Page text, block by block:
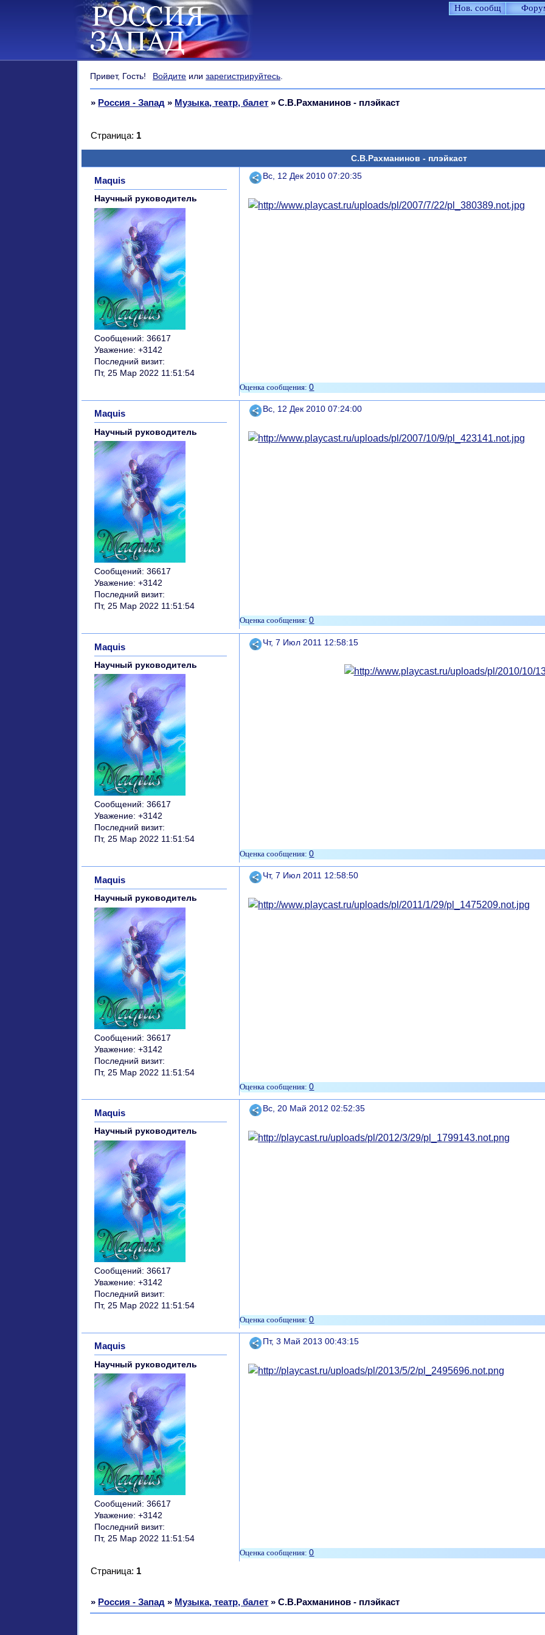
Нов. сообщ
Привет, Гость! Войдите илизарегистрируйтесь.
» Россия - Запад » Музыка, театр, балет »С.В.Рахманинов - плэйкаст
С.В.Рахманинов - плэйкаст
Страница: 1
Поделиться
Вс, 12 Дек 2010 07:20:35
Maquis
Научный руководитель
Сообщений: 36617
Уважение: +3142
Последний визит:
Пт, 25 Мар 2022 11:51:54
0
Поделиться
Вс, 12 Дек 2010 07:24:00
Maquis
Научный руководитель
Сообщений: 36617
Уважение: +3142
Последний визит:
Пт, 25 Мар 2022 11:51:54
0
Поделиться
Чт, 7 Июл 2011 12:58:15
Maquis
Научный руководитель
Сообщений: 36617
Уважение: +3142
Последний визит:
Пт, 25 Мар 2022 11:51:54
0
Поделиться
Чт, 7 Июл 2011 12:58:50
Maquis
Научный руководитель
Сообщений: 36617
Уважение: +3142
Последний визит:
Пт, 25 Мар 2022 11:51:54
0
Поделиться
Вс, 20 Май 2012 02:52:35
Maquis
Научный руководитель
Сообщений: 36617
Уважение: +3142
Последний визит:
Пт, 25 Мар 2022 11:51:54
0
Поделиться
Пт, 3 Май 2013 00:43:15
Maquis
Научный руководитель
Сообщений: 36617
Уважение: +3142
Последний визит:
Пт, 25 Мар 2022 11:51:54
0
Страница: 1
» Россия - Запад » Музыка, театр, балет »С.В.Рахманинов - плэйкаст